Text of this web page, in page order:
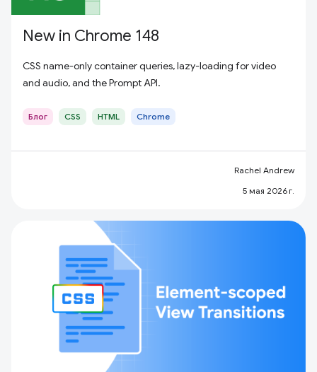
New in Chrome 148
CSS name-only container queries, lazy-loading for video
and audio, and the Prompt API.
Блог CSS HTML Chrome
Rachel Andrew
5 мая 2026 г.